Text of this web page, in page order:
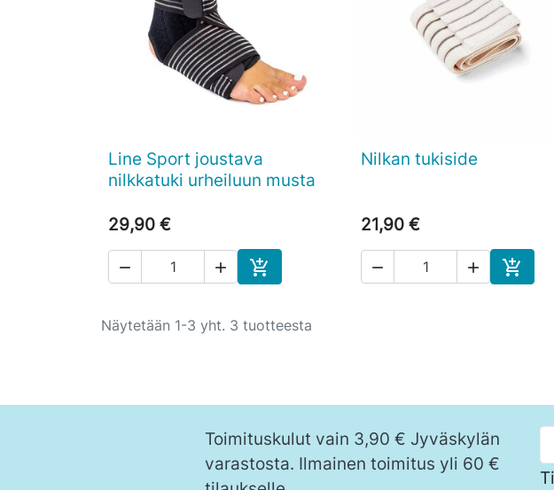
 Pikakatselu
Line Sport joustava
nilkkatuki urheiluun musta
29,90 €
  
Ostoskoriin
 Pikakatselu
Nilkan tukiside
21,90 €
  
Näytetään 1-3 yht. 3 tuotteesta
Toimituskulut vain 3,90 € Jyväskylän
varastosta. Ilmainen toimitus yli 60 €